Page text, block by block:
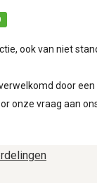
ook van niet
door
onze vraag aan